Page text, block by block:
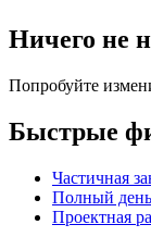
Ничего не
Попробуйте
Быстрые
Частичная
Полный день
Проектная